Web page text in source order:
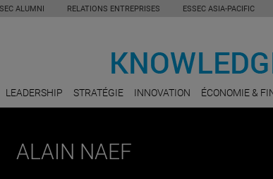
ALUMNI RELATIONS ENTREPRISES ESSEC ASIA-PACIFIC
LEADERSHIP STRATÉGIE INNOVATION ÉCONOMIE &
ALAIN NAEF